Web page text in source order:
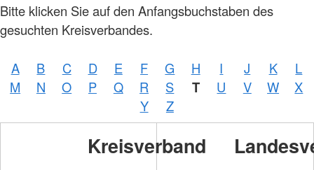
Bitte klicken Sie auf den Anfangsbuchstaben des
gesuchten Kreisverbandes.
A B C D E F G H I J K
L
M
N O P Q R S T U V W
X
Y
Z
Kreisverband